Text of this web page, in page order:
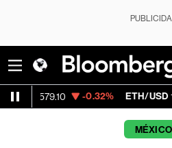
-0.32% ETH/USD 1,902.653
MÉXICO